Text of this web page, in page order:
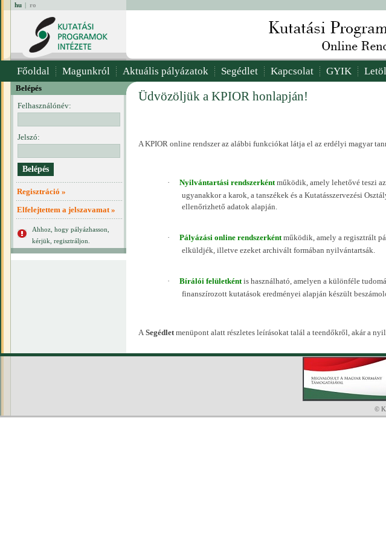
hu | ro
Főoldal Magunkról Aktuális pályázatok Segédlet Kapcsolat GYIK
Belépés
Felhasználónév:
Jelszó:
Regisztráció »
Elfelejtettem a jelszavamat »
Ahhoz, hogy pályázhasson,
kérjük, regisztráljon.
Üdvözöljük a KPIOR honlapján!
A KPIOR online rendszer az alábbi funkciókat látja el az erdélyi magyar
· Nyilvántartási rendszerkéntműködik, amely lehetővé teszi
ugyanakkor a karok, a tanszékek és a Kutatásszervezési
ellenőrizhető adatok alapján.
· Pályázási online rendszerkéntműködik, amely a regisztrált
elküldjék, illetve ezeket archivált formában nyilvántartsák.
· Bírálói felületkéntis használható, amelyen a különféle
finanszírozott kutatások eredményei alapján készült
A Segédletmenüpont alatt részletes leírásokat talál a teendőkről, akár a
©